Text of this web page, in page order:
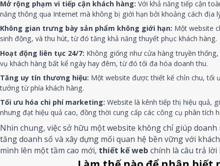
Mở rộng phạm vi tiếp cận khách hàng: Với khả năng tiếp cận
năng thông qua Internet mà không bị giới hạn bởi khoảng cách địa
Không gian trưng bày sản phẩm không giới hạn: Một website
sinh động, và thu hút, từ đó tăng khả năng thuyết phục khách hàng.
Hoạt động liên tục 24/7: Không giống như cửa hàng truyền
vụ khách hàng bất kể ngày hay đêm, từ đó tối đa hóa doanh thu.
Tăng uy tín thương hiệu: Một website được thiết kế chỉn chu,
tưởng từ phía khách hàng.
Tối ưu hóa chi phí marketing: Website là kênh tiếp thị hiệu quả,
nhưng đạt hiệu quả cao, đồng thời cung cấp các công cụ phân tích
Nhìn chung, việc sở hữu một website không chỉ giúp
tăng doanh số và xây dựng mối quan hệ bền vững với
mình lên một tầm cao mới, thiết kế web chính là câu trả lời